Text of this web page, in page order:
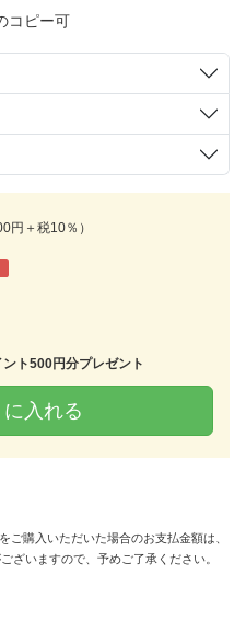
コピー可
円＋税10％）
ト500円分プレゼント
入れる
購入いただいた場合のお支払金額は、
ざいますので、予めご了承ください。